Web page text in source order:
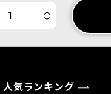
人気ランキング